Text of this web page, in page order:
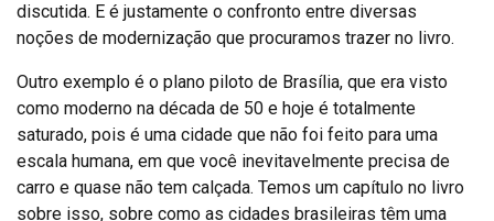
discutida. E é justamente o confronto entre diversas
noções de modernização que procuramos trazer no livro.
Outro exemplo é o plano piloto de Brasília, que era visto
como moderno na década de 50 e hoje é totalmente
saturado, pois é uma cidade que não foi feito para uma
escala humana, em que você inevitavelmente precisa de
carro e quase não tem calçada. Temos um capítulo no livro
sobre isso, sobre como as cidades brasileiras têm uma